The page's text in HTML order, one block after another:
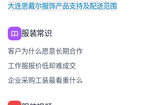
大连思戴尔服饰产品支持及配送范围
服装常识
客户为什么愿意长期合作
工作服报价低却难成交
企业采购工装最看重什么